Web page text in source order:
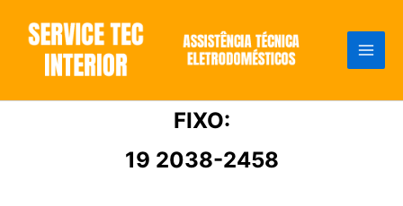
conteúdo
FIXO:
19 2038-2458